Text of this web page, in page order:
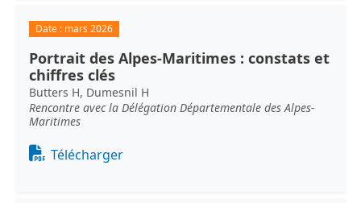
Date : mars 2026
Portrait des Alpes-Maritimes : constats et
chiffres clés
Butters H, Dumesnil H
Rencontre avec la Délégation Départementale des Alpes-
Maritimes
Document
Télécharger